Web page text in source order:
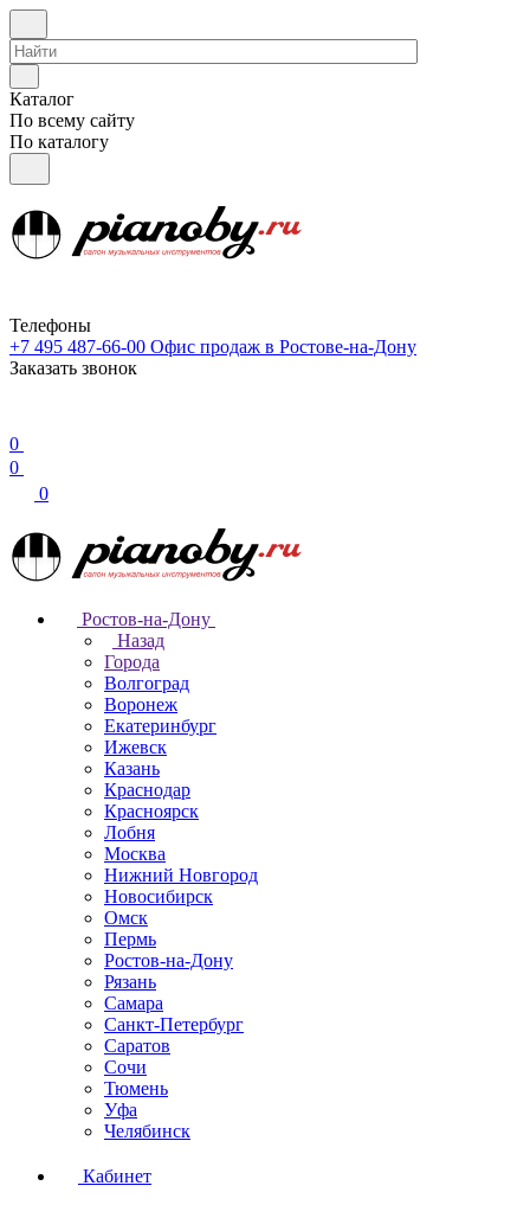
Каталог
По всему сайту
По каталогу
Телефоны
+7 495 487-66-00 Офис продаж в Ростове-на-Дону
Заказать звонок
0
0
0
Ростов-на-Дону
Назад
Города
Волгоград
Воронеж
Екатеринбург
Ижевск
Казань
Краснодар
Красноярск
Лобня
Москва
Нижний Новгород
Новосибирск
Омск
Пермь
Ростов-на-Дону
Рязань
Самара
Санкт-Петербург
Саратов
Сочи
Тюмень
Уфа
Челябинск
Кабинет